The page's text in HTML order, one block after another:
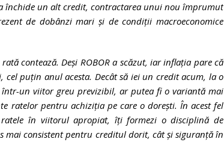
închide un alt credit, contractarea unui nou împrumut
de dobânzi mari și de condiții macroeconomice
contează. Deși ROBOR a scăzut, iar inflația pare că
puțin anul acesta. Decât să iei un credit acum, la o
într-un viitor greu previzibil, ar putea fi o variantă mai
ratelor pentru achiziția pe care o dorești. În acest fel
în viitorul apropiat, îți formezi o disciplină de
mai consistent pentru creditul dorit, cât și siguranță în